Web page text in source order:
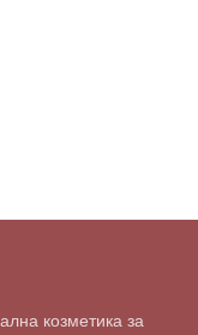
козметика за